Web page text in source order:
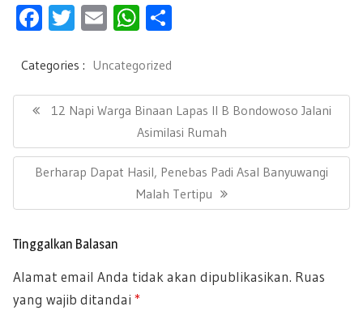
F
e
b
oo
k
T
tt
er
E
ail
W
at
s
A
p
p
e
Categories : Uncategorized
g
i
o
P
E
V
U
P
O
12 Napi Warga Binaan Lapas II B Bondowoso Jalani
Asimilasi Rumah
N
X
O
S
Berharap Dapat Hasil, Penebas Padi Asal Banyuwangi
Malah Tertipu
Tinggalkan Balasan
Alamat email Anda tidak akan dipublikasikan. Ruas
yang wajib ditandai *